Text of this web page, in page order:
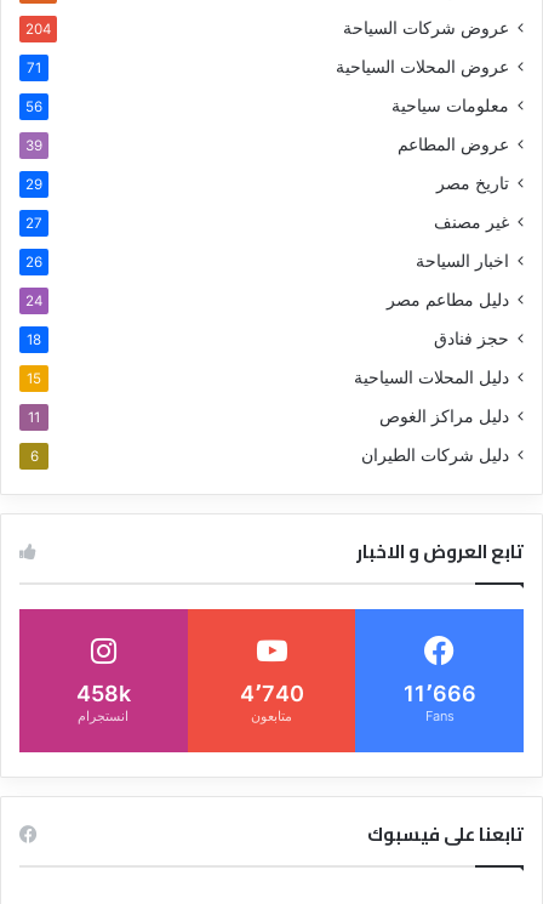
عروض شركات السياحة 204
عروض المحلات السياحية 71
معلومات سياحية 56
عروض المطاعم 39
تاريخ مصر 29
غير مصنف 27
اخبار السياحة 26
دليل مطاعم مصر 24
حجز فنادق 18
دليل المحلات السياحية 15
دليل مراكز الغوص 11
دليل شركات الطيران 6
تابع العروض و الاخبار
11٬666
Fans
4٬740
متابعون
458k
انستجرام
تابعنا على فيسبوك